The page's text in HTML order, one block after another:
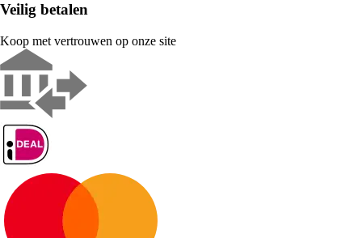
Veilig betalen
Koop met vertrouwen op onze site